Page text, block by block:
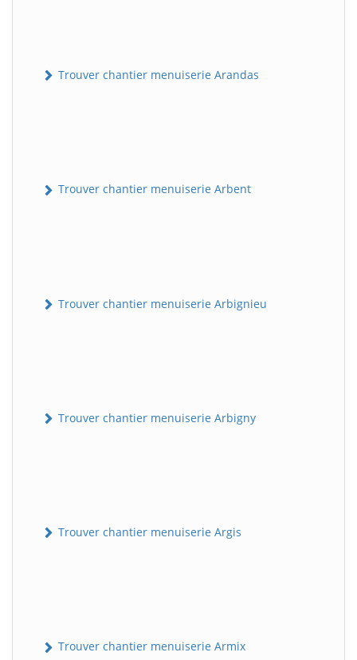
Trouver chantier menuiserie Arandas
Trouver chantier menuiserie Arbent
Trouver chantier menuiserie Arbignieu
Trouver chantier menuiserie Arbigny
Trouver chantier menuiserie Argis
Trouver chantier menuiserie Armix